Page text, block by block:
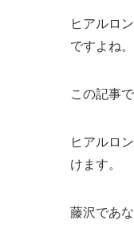
ヒアルロ
ですよね。
この記事で
ヒアルロ
けます。
藤沢であ